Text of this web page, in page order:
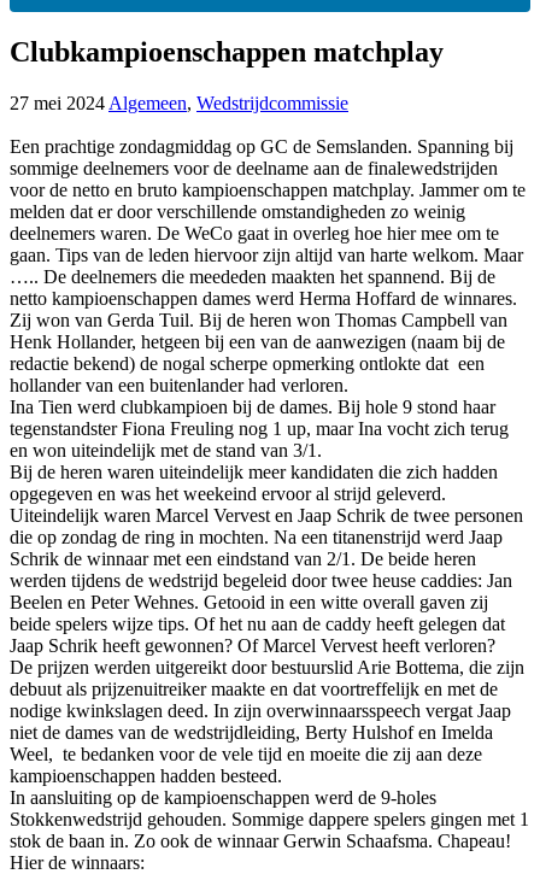
Clubkampioenschappen matchplay
27 mei 2024 Algemeen, Wedstrijdcommissie
Een prachtige zondagmiddag op GC de Semslanden. Spanning bij
sommige deelnemers voor de deelname aan de finalewedstrijden
voor de netto en bruto kampioenschappen matchplay. Jammer om te
melden dat er door verschillende omstandigheden zo weinig
deelnemers waren. De WeCo gaat in overleg hoe hier mee om te
gaan. Tips van de leden hiervoor zijn altijd van harte welkom. Maar
….. De deelnemers die meededen maakten het spannend. Bij de
netto kampioenschappen dames werd Herma Hoffard de winnares.
Zij won van Gerda Tuil. Bij de heren won Thomas Campbell van
Henk Hollander, hetgeen bij een van de aanwezigen (naam bij de
redactie bekend) de nogal scherpe opmerking ontlokte dat een
hollander van een buitenlander had verloren.
Ina Tien werd clubkampioen bij de dames. Bij hole 9 stond haar
tegenstandster Fiona Freuling nog 1 up, maar Ina vocht zich terug
en won uiteindelijk met de stand van 3/1.
Bij de heren waren uiteindelijk meer kandidaten die zich hadden
opgegeven en was het weekeind ervoor al strijd geleverd.
Uiteindelijk waren Marcel Vervest en Jaap Schrik de twee personen
die op zondag de ring in mochten. Na een titanenstrijd werd Jaap
Schrik de winnaar met een eindstand van 2/1. De beide heren
werden tijdens de wedstrijd begeleid door twee heuse caddies: Jan
Beelen en Peter Wehnes. Getooid in een witte overall gaven zij
beide spelers wijze tips. Of het nu aan de caddy heeft gelegen dat
Jaap Schrik heeft gewonnen? Of Marcel Vervest heeft verloren?
De prijzen werden uitgereikt door bestuurslid Arie Bottema, die zijn
debuut als prijzenuitreiker maakte en dat voortreffelijk en met de
nodige kwinkslagen deed. In zijn overwinnaarsspeech vergat Jaap
niet de dames van de wedstrijdleiding, Berty Hulshof en Imelda
Weel, te bedanken voor de vele tijd en moeite die zij aan deze
kampioenschappen hadden besteed.
In aansluiting op de kampioenschappen werd de 9-holes
Stokkenwedstrijd gehouden. Sommige dappere spelers gingen met 1
stok de baan in. Zo ook de winnaar Gerwin Schaafsma. Chapeau!
Hier de winnaars: